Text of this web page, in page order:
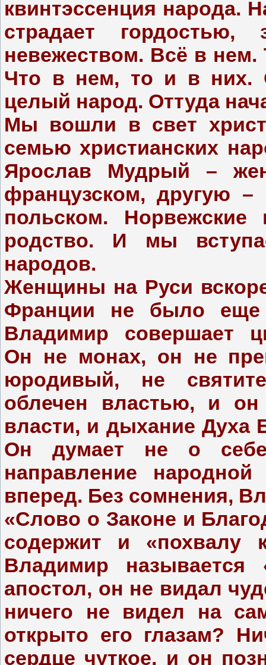
квинтэссенция народа.
страдает гордостью,
невежеством. Всё в нем.
Что в нем, то и в них.
целый народ. Оттуда
Мы вошли в свет
семью христианских
Ярослав Мудрый –
французском, другую
польском.
родство. И мы
народов.
Женщины на Руси
Франции не было еще
Владимир совершает
Он не монах, он не
юродивый, не
облечен властью, и он
власти, и дыхание Духа
Он думает не о
направление
вперед. Без сомнения,
«Слово о Законе и
содержит и «похвалу
Владимир
апостол, он не видал
ничего не видел на
открыто его глазам?
сердце чуткое, и он